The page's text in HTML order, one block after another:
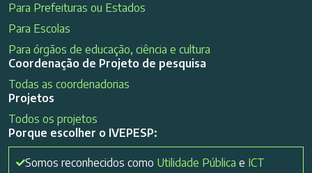
Para Prefeituras ou Estados
Para Escolas
Para órgãos de educação, ciência e cultura
Coordenação de Projeto de pesquisa
Todas as coordenadorias
Projetos
Todos os projetos
Porque escolher o IVEPESP:
Somos reconhecidos como Utilidade Pública e ICT